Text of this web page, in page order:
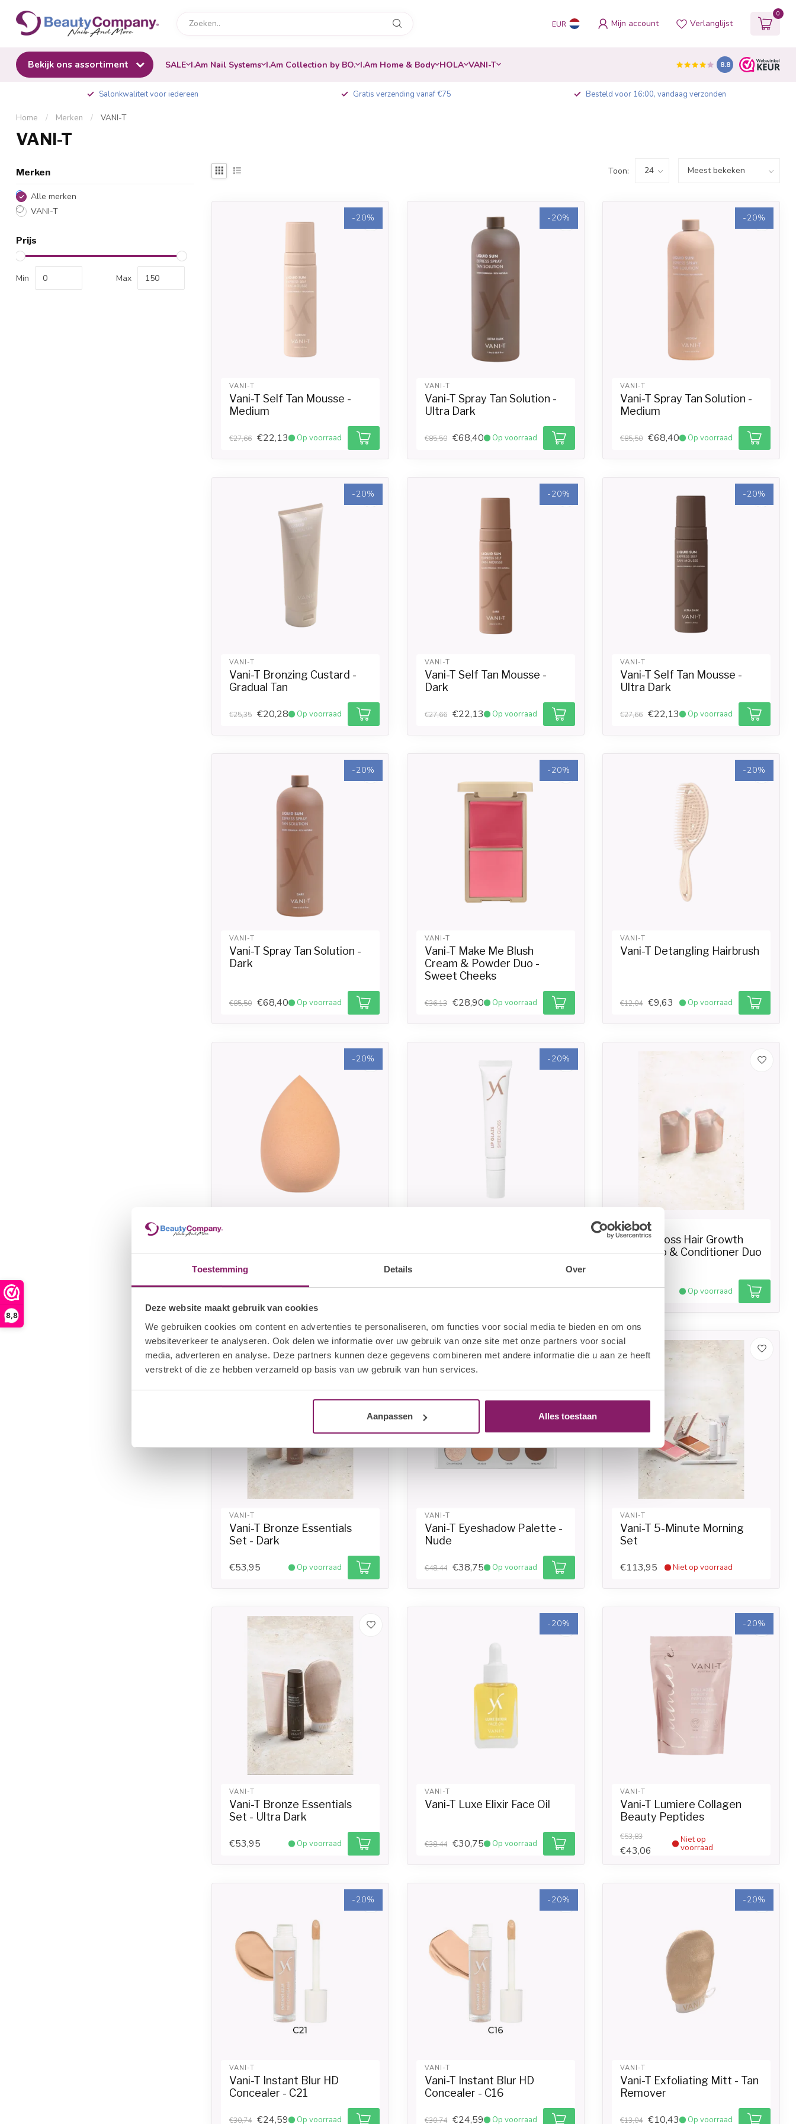
Toestemming Details Over
Deze website maakt gebruik van cookies
We gebruiken cookies om content en advertenties te personaliseren, om functies voor social media te bieden en om ons
websiteverkeer te analyseren. Ook delen we informatie over uw gebruik van onze site met onze partners voor social
media, adverteren en analyse. Deze partners kunnen deze gegevens combineren met andere informatie die u aan ze heeft
verstrekt of die ze hebben verzameld op basis van uw gebruik van hun services.
Aanpassen Alles toestaan
8,8
EUR Mijn account Verlanglijst
0
Bekijk ons assortiment SALE I.Am Nail Systems I.Am Collection by BO. I.Am Home & Body HOLA VANI-T 8.8
Salonkwaliteit voor iedereen Gratis verzending vanaf €75 Besteld voor 16:00, vandaag verzonden
Home / Merken / VANI-T
VANI-T
Merken
Alle merken
VANI-T
Prijs
Min Max
Toon:
-20%
VANI-T
Vani-T Self Tan Mousse -
Medium
€27,66 €22,13 Op voorraad
-20%
VANI-T
Vani-T Spray Tan Solution -
Ultra Dark
€85,50 €68,40 Op voorraad
-20%
VANI-T
Vani-T Spray Tan Solution -
Medium
€85,50 €68,40 Op voorraad
-20%
VANI-T
Vani-T Bronzing Custard -
Gradual Tan
€25,35 €20,28 Op voorraad
-20%
VANI-T
Vani-T Self Tan Mousse -
Dark
€27,66 €22,13 Op voorraad
-20%
VANI-T
Vani-T Self Tan Mousse -
Ultra Dark
€27,66 €22,13 Op voorraad
-20%
VANI-T
Vani-T Spray Tan Solution -
Dark
€85,50 €68,40 Op voorraad
-20%
VANI-T
Vani-T Make Me Blush
Cream & Powder Duo -
Sweet Cheeks
€36,13 €28,90 Op voorraad
-20%
VANI-T
Vani-T Detangling Hairbrush
€12,04 €9,63 Op voorraad
-20%
Makeup Applicator with cup
€7,97 Op voorraad
-20%
€15,98 Op voorraad
VANI-T
Vani-T Gloss Hair Growth
Shampoo & Conditioner Duo
€15,95 Op voorraad
VANI-T
Vani-T Bronze Essentials
Set - Dark
€53,95 Op voorraad
-20%
VANI-T
Vani-T Eyeshadow Palette -
Nude
€48,44 €38,75 Op voorraad
VANI-T
Vani-T 5-Minute Morning
Set
€113,95 Niet op voorraad
VANI-T
Vani-T Bronze Essentials
Set - Ultra Dark
€53,95 Op voorraad
-20%
VANI-T
Vani-T Luxe Elixir Face Oil
€38,44 €30,75 Op voorraad
-20%
VANI-T
Vani-T Lumiere Collagen
Beauty Peptides
€53,83
€43,06
Niet op
voorraad
-20%
VANI-T
Vani-T Instant Blur HD
Concealer - C21
€30,74 €24,59 Op voorraad
-20%
VANI-T
Vani-T Instant Blur HD
Concealer - C16
€30,74 €24,59 Op voorraad
-20%
VANI-T
Vani-T Exfoliating Mitt - Tan
Remover
€13,04 €10,43 Op voorraad